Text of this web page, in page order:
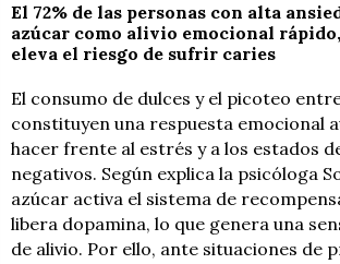
El 72% de las personas con alta
azúcar como alivio emocional
eleva el riesgo de sufrir caries
El consumo de dulces y el picoteo
constituyen una respuesta emocional
hacer frente al estrés y a los estados
negativos. Según explica la psicóloga
azúcar activa el sistema de
libera dopamina, lo que genera una
de alivio. Por ello, ante situaciones de